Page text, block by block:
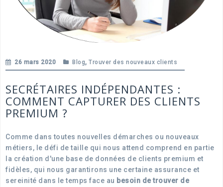
26 mars 2020 Blog, Trouver des nouveaux clients
SECRÉTAIRES INDÉPENDANTES :
COMMENT CAPTURER DES CLIENTS
PREMIUM ?
Comme dans toutes nouvelles démarches ou nouveaux
métiers, le défi de taille qui nous attend comprend en partie
la création d'une base de données de clients premium et
fidèles, qui nous garantirons une certaine assurance et
sereinité dans le temps face au besoin de trouver de